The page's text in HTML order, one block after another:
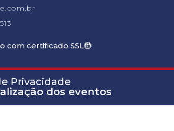
com certificado SSL
Privacidade
dos eventos